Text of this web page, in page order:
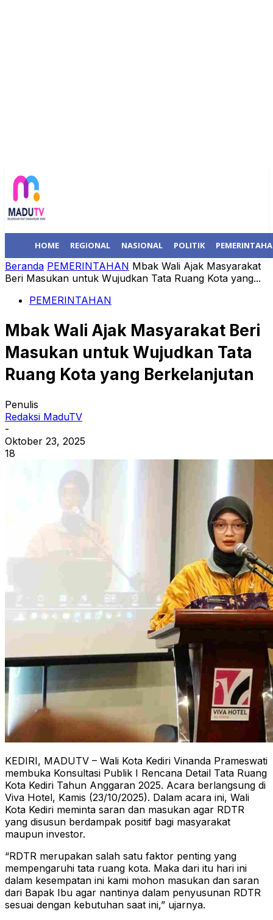
HOME REGIONAL NASIONAL POLITIK
Beranda PEMERINTAHAN Mbak Wali Ajak Masyarakat
Beri Masukan untuk Wujudkan Tata Ruang Kota yang...
PEMERINTAHAN
Mbak Wali Ajak Masyarakat Beri
Masukan untuk Wujudkan Tata
Ruang Kota yang Berkelanjutan
Penulis
Redaksi MaduTV
-
Oktober 23, 2025
18
KEDIRI, MADUTV – Wali Kota Kediri Vinanda Prameswati
membuka Konsultasi Publik I Rencana Detail Tata Ruang
Kota Kediri Tahun Anggaran 2025. Acara berlangsung di
Viva Hotel, Kamis (23/10/2025). Dalam acara ini, Wali
Kota Kediri meminta saran dan masukan agar RDTR
yang disusun berdampak positif bagi masyarakat
maupun investor.
“RDTR merupakan salah satu faktor penting yang
mempengaruhi tata ruang kota. Maka dari itu hari ini
dalam kesempatan ini kami mohon masukan dan saran
dari Bapak Ibu agar nantinya dalam penyusunan RDTR
sesuai dengan kebutuhan saat ini,” ujarnya.